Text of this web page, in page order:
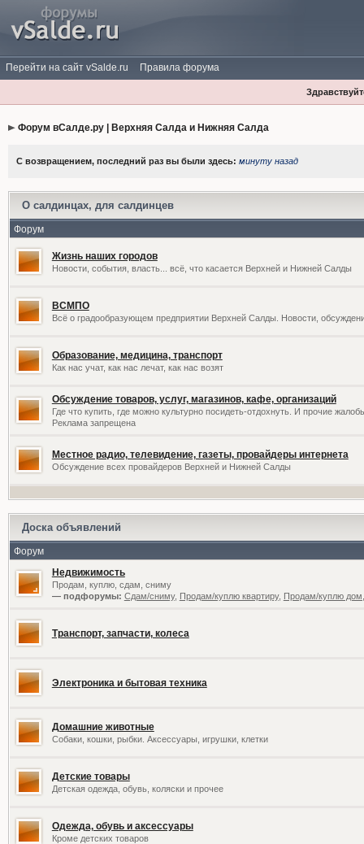
Перейти на сайт vSalde.ru Правила форума
Форум вСалде.ру | Верхняя Салда и Нижняя Салда
С возвращением, последний раз вы были здесь: минуту назад
О салдинцах, для салдинцев
Форум
Жизнь наших городов
Новости, события, власть... всё, что касается Верхней и Нижней Салды
ВСМПО
Всё о градообразующем предприятии Верхней Салды. Новости,
Образование, медицина, транспорт
Как нас учат, как нас лечат, как нас возят
Обсуждение товаров, услуг, магазинов, кафе, организаций
Где что купить, где можно культурно посидеть-отдохнуть. И прочие
Реклама запрещена
Местное радио, телевидение, газеты, провайдеры интернета
Обсуждение всех провайдеров Верхней и Нижней Салды
Доска объявлений
Форум
Недвижимость
Продам, куплю, сдам, сниму
— подфорумы: Сдам/сниму, Продам/куплю квартиру, Продам/куплю
Транспорт, запчасти, колеса
Электроника и бытовая техника
Домашние животные
Собаки, кошки, рыбки. Аксессуары, игрушки, клетки
Детские товары
Детская одежда, обувь, коляски и прочее
Одежда, обувь и аксессуары
Кроме детских товаров